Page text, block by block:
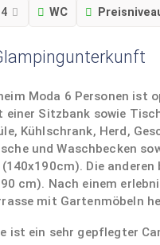
4 WC
Moda 6 Personen
einer Sitzbank sowie
Kühlschrank, Herd,
und Waschbecken
Die
cm). Nach einem
mit Gartenmöbeln
ist ein sehr gepflegter